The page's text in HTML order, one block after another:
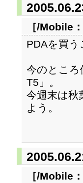
［/Mobile：
PDAを買う
今のところ
T5」。
今週末は秋
よう。
［/Mobile：